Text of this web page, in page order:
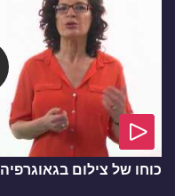
כוחו של צילום בגאוגרפיה